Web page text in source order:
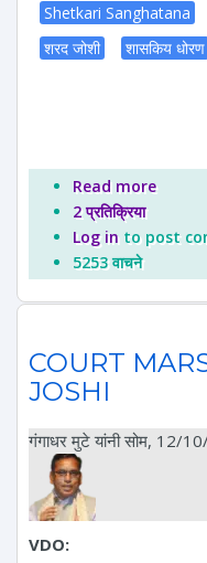
Shetkari Sanghatana
शरद जोशी
शासकिय धोरण
Read moreabout
2 प्रतिक्रिया
Log in to post
5253 वाचने
COURT
JOSHI
गंगाधर मुटेयांनी सोम, 12/
VDO: